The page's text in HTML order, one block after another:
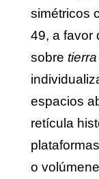
simétricos
49, a favor
sobre
espacios
retícula
o